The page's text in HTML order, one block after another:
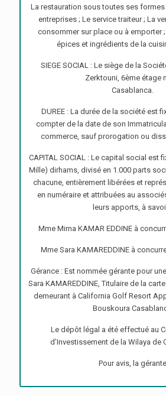
La restauration sous toutes ses formes
entreprises ; Le service traiteur ; La
consommer sur place ou à emporter
épices et ingrédients de la
SIEGE SOCIAL : Le siège de la
Zerktouni, 6ème étage
Casablanca.
DUREE : La durée de la société est
compter de la date de son
commerce, sauf prorogation ou
CAPITAL SOCIAL : Le capital social est
Mille) dirhams, divisé en 1.000 parts
chacune, entièrement libérées et
en numéraire et attribuées au
leurs apports, à
Mme Mirna KAMAR EDDINE à
Mme Sara KAMAREDDINE à
Gérance : Est nommée gérante pour
Sara KAMAREDDINE, Titulaire de la
demeurant à California Golf Resort
Bouskoura
Le dépôt légal a été effectué au
d’Investissement de la Wilaya de
Pour avis, la gérante